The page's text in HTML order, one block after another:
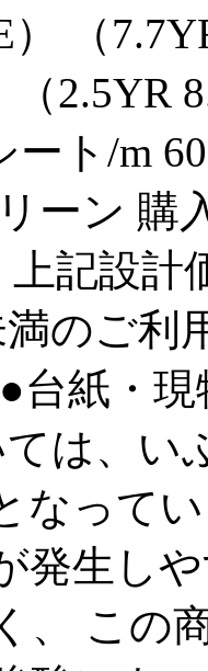
） （
（
ート/m
ーン 購
上記設
満のご
台紙・
は、い
なって
発生し
、 この